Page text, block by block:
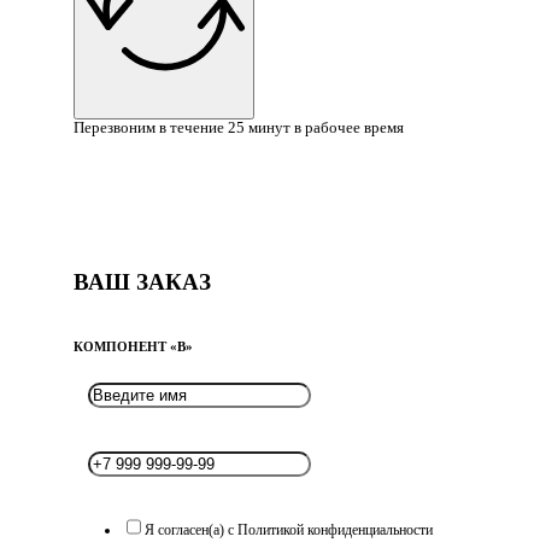
Перезвоним в течение 25 минут в рабочее время
ВАШ ЗАКАЗ
КОМПОНЕНТ «B»
Я согласен(а) с Политикой конфиденциальности